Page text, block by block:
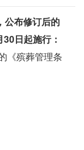
公布修订后的
日起施行：
《殡葬管理条